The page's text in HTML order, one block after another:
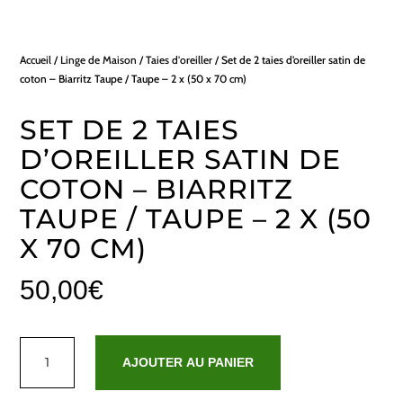
Accueil / Linge de Maison /Taies d'oreiller / Set de 2 taies d’oreiller satin de
coton – Biarritz Taupe / Taupe – 2 x (50 x 70 cm)
SET DE 2 TAIES
D’OREILLER SATIN DE
COTON – BIARRITZ
TAUPE / TAUPE – 2 X (50
X 70 CM)
50,00€
AJOUTER AU PANIER